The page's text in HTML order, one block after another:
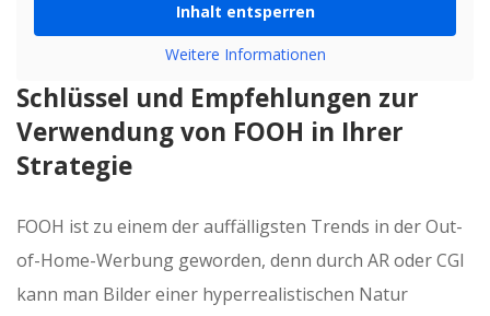
Inhalt entsperren
Weitere Informationen
Schlüssel und Empfehlungen zur
Verwendung von FOOH in Ihrer
Strategie
FOOH ist zu einem der auffälligsten Trends in der Out-
of-Home-Werbung geworden, denn durch AR oder CGI
kann man Bilder einer hyperrealistischen Natur